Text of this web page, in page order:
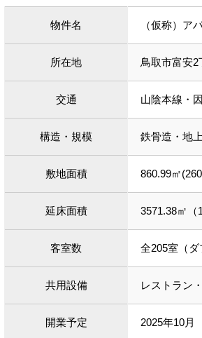
物件名 （仮称）ア
所在地 鳥取市富安2
交通 山陰本線・
構造・規模 鉄骨造・地
敷地面積 860.99㎡
延床面積 3571.38㎡（
客室数 全205室（
共用設備 レストラン
開業予定 2025年10月